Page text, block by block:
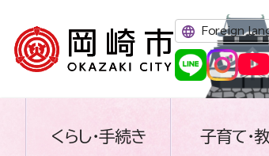
Foreign
くらし・手続き 子育て・